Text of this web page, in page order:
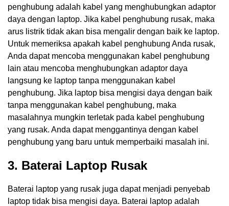
penghubung adalah kabel yang menghubungkan adaptor
daya dengan laptop. Jika kabel penghubung rusak, maka
arus listrik tidak akan bisa mengalir dengan baik ke laptop.
Untuk memeriksa apakah kabel penghubung Anda rusak,
Anda dapat mencoba menggunakan kabel penghubung
lain atau mencoba menghubungkan adaptor daya
langsung ke laptop tanpa menggunakan kabel
penghubung. Jika laptop bisa mengisi daya dengan baik
tanpa menggunakan kabel penghubung, maka
masalahnya mungkin terletak pada kabel penghubung
yang rusak. Anda dapat menggantinya dengan kabel
penghubung yang baru untuk memperbaiki masalah ini.
3. Baterai Laptop Rusak
Baterai laptop yang rusak juga dapat menjadi penyebab
laptop tidak bisa mengisi daya. Baterai laptop adalah